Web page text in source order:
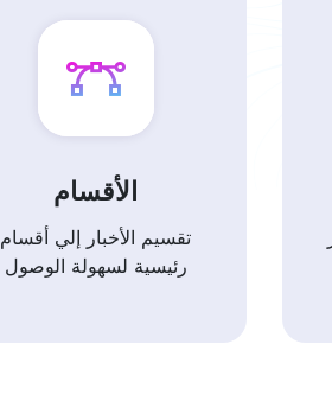
الأقسام
تقسيم الأخبار إلي أقسام
رئيسية لسهولة الوصول